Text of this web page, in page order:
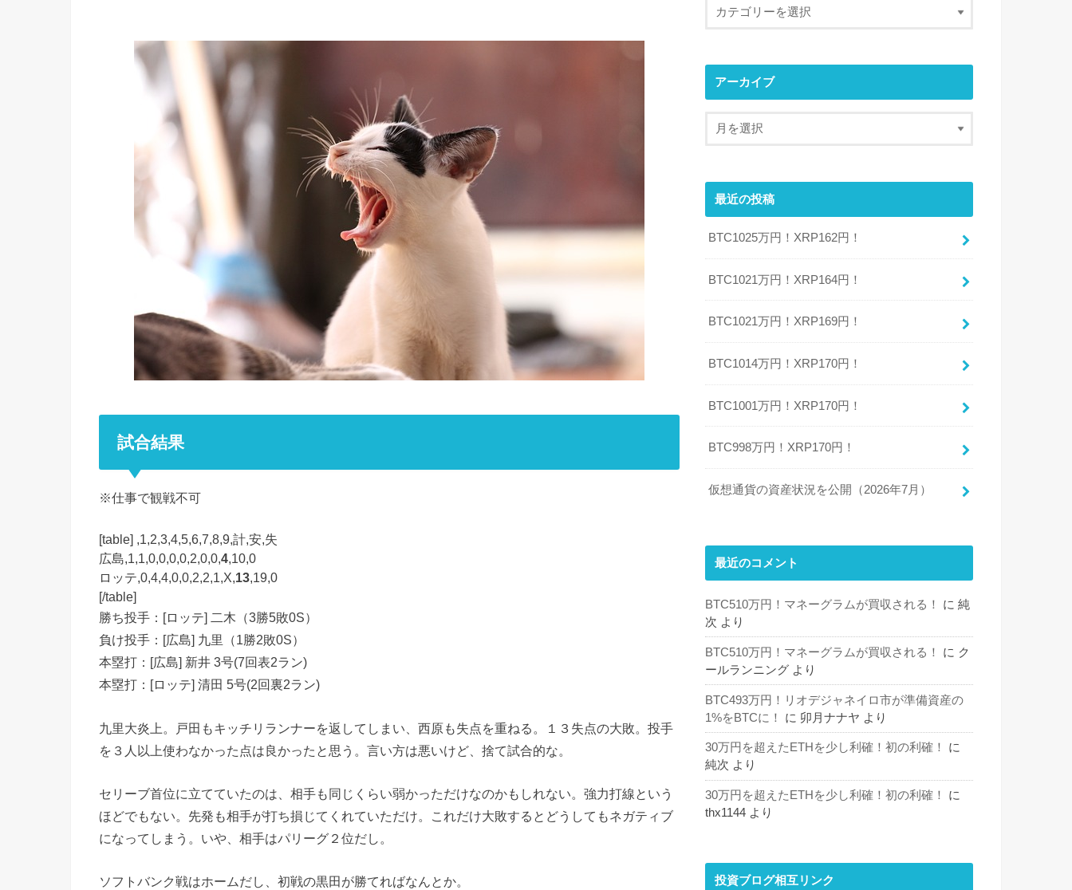
試合結果
※仕事で観戦不可
[table] ,1,2,3,4,5,6,7,8,9,計,安,失
広島,1,1,0,0,0,0,2,0,0,4,10,0
ロッテ,0,4,4,0,0,2,2,1,X,13,19,0
[/table]
勝ち投手：[ロッテ] 二木（3勝5敗0S）
負け投手：[広島] 九里（1勝2敗0S）
本塁打：[広島] 新井 3号(7回表2ラン)
本塁打：[ロッテ] 清田 5号(2回裏2ラン)
九里大炎上。戸田もキッチリランナーを返してしまい、西原も失点を重ねる。１３失点の大敗。投手
を３人以上使わなかった点は良かったと思う。言い方は悪いけど、捨て試合的な。
セリーブ首位に立てていたのは、相手も同じくらい弱かっただけなのかもしれない。強力打線という
ほどでもない。先発も相手が打ち損じてくれていただけ。これだけ大敗するとどうしてもネガティブ
になってしまう。いや、相手はパリーグ２位だし。
ソフトバンク戦はホームだし、初戦の黒田が勝てればなんとか。
アーカイブ
最近の投稿
BTC1025万円！XRP162円！
BTC1021万円！XRP164円！
BTC1021万円！XRP169円！
BTC1014万円！XRP170円！
BTC1001万円！XRP170円！
BTC998万円！XRP170円！
仮想通貨の資産状況を公開（2026年7月）
最近のコメント
BTC510万円！マネーグラムが買収される！ に 純
次 より
BTC510万円！マネーグラムが買収される！ に ク
ールランニング より
BTC493万円！リオデジャネイロ市が準備資産の
1%をBTCに！
に 卯月ナナヤ より
30万円を超えたETHを少し利確！初の利確！
に
純次 より
30万円を超えたETHを少し利確！初の利確！
に
thx1144 より
投資ブログ相互リンク